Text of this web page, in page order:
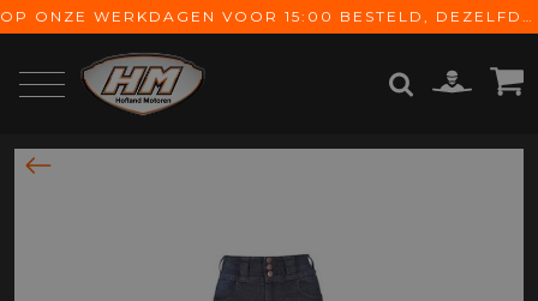
OP ONZE WERKDAGEN VOOR 15:00 BESTELD, DEZELFDE DAG VERZONDEN! GRATIS VERZENDING VANAF € 65,-